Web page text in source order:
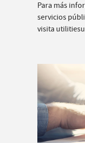
Para más
servicios
visita